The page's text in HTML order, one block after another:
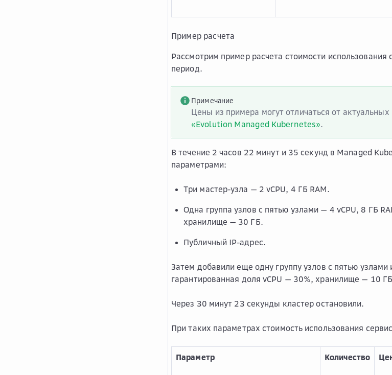
Пример расчета
Рассмотрим пример расчета стоимости
период.
Примечание
Цены из примера могут отличаться от
«Evolution Managed Kubernetes».
В течение 2 часов 22 минут и 35 секунд в Managed
параметрами:
Три мастер-узла — 2 vCPU, 4 ГБ RAM.
Одна группа узлов с пятью узлами — 4 vCPU, 8 ГБ
хранилище — 30 ГБ.
Публичный IP-адрес.
Затем добавили еще одну группу узлов с пятью
гарантированная доля vCPU — 30%, хранилище — 10
Через 30 минут 23 секунды кластер остановили.
При таких параметрах стоимость использования
Параметр Количество